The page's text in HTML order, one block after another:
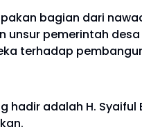
bagian dari
unsur pemerintah
terhadap
hadir adalah H.